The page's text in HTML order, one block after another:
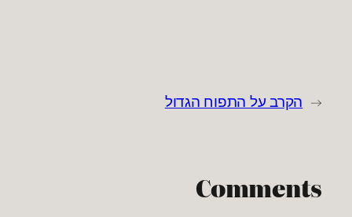
← הקרב על התפוח הגדול
Comments